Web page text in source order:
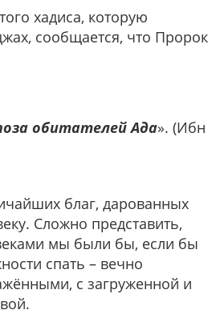
хадиса, которую
сообщается, что Пророк
обитателей Ада». (Ибн
благ, дарованных
Сложно представить,
мы были бы, если бы
спать – вечно
с загруженной и